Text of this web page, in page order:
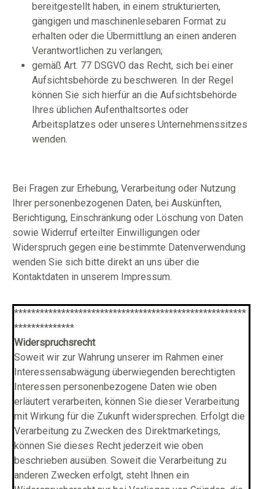
bereitgestellt haben, in einem strukturierten,
gängigen und maschinenlesebaren Format zu
erhalten oder die Übermittlung an einen anderen
Verantwortlichen zu verlangen;
gemäß Art. 77 DSGVO das Recht, sich bei einer
Aufsichtsbehörde zu beschweren. In der Regel
können Sie sich hierfür an die Aufsichtsbehörde
Ihres üblichen Aufenthaltsortes oder
Arbeitsplatzes oder unseres Unternehmenssitzes
wenden.
Bei Fragen zur Erhebung, Verarbeitung oder Nutzung
Ihrer personenbezogenen Daten, bei Auskünften,
Berichtigung, Einschränkung oder Löschung von Daten
sowie Widerruf erteilter Einwilligungen oder
Widerspruch gegen eine bestimmte Datenverwendung
wenden Sie sich bitte direkt an uns über die
Kontaktdaten in unserem Impressum.
******************************************************
**************
Widerspruchsrecht
Soweit wir zur Wahrung unserer im Rahmen einer
Interessensabwägung überwiegenden berechtigten
Interessen personenbezogene Daten wie oben
erläutert verarbeiten, können Sie dieser Verarbeitung
mit Wirkung für die Zukunft widersprechen. Erfolgt die
Verarbeitung zu Zwecken des Direktmarketings,
können Sie dieses Recht jederzeit wie oben
beschrieben ausüben. Soweit die Verarbeitung zu
anderen Zwecken erfolgt, steht Ihnen ein